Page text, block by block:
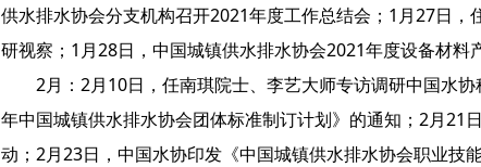
供水排水协会分支机构召开2021年度工作总结会；1月27日
研视察；1月28日，中国城镇供水排水协会2021年度设备材料
2月：2月10日，任南琪院士、李艺大师专访调研中国水
年中国城镇供水排水协会团体标准制订计划》的通知；2月21
动；2月23日，中国水协印发《中国城镇供水排水协会职业技